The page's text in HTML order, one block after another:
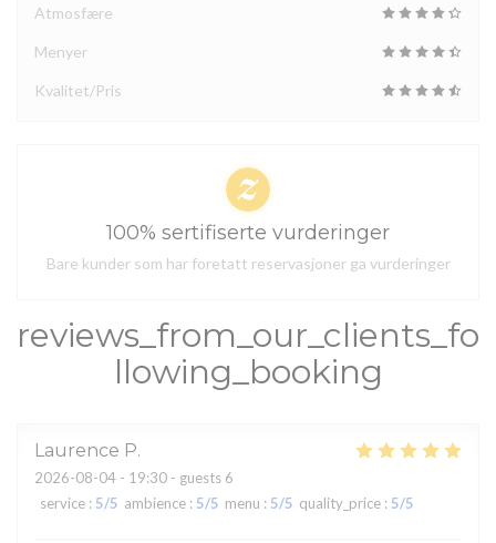
reviews_from_our_clients_fo
llowing_booking
Laurence P
2026-08-04 - 19:30 - guests 6
service : 5/5 ambience : 5/5 menu : 5/5 quality_price : 5/5
Atmosfære
Menyer
Kvalitet/Pris
100% sertifiserte vurderinger
Bare kunder som har foretatt reservasjoner ga vurderinger